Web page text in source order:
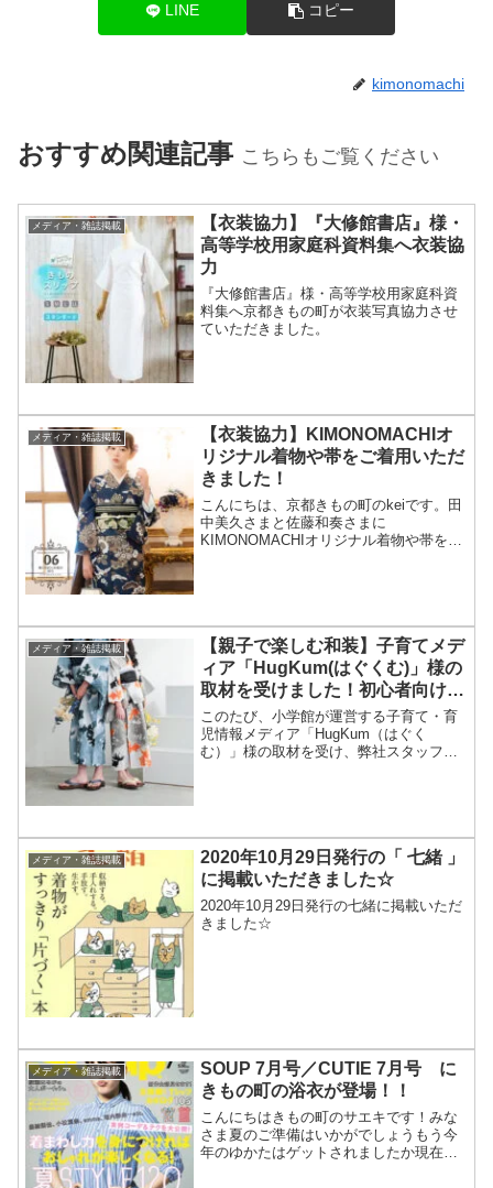
LINE コピー
kimonomachi
おすすめ関連記事 こちらもご覧ください
メディア・雑誌掲載
【衣装協力】『大修館書店』様・
高等学校用家庭科資料集へ衣装協
力
『大修館書店』様・高等学校用家庭科資
料集へ京都きもの町が衣装写真協力させ
ていただきました。
メディア・雑誌掲載
【衣装協力】KIMONOMACHIオ
リジナル着物や帯をご着用いただ
きました！
こんにちは、京都きもの町のkeiです。田
中美久さまと佐藤和奏さまに
KIMONOMACHIオリジナル着物や帯をご
メディア・雑誌掲載
【親子で楽しむ和装】子育てメデ
ィア「HugKum(はぐくむ)」様の
取材を受けました！初心者向けの
着付け・お手入れTipsもご紹介！
このたび、小学館が運営する子育て・育
児情報メディア「HugKum（はぐく
む）」様の取材を受け、弊社スタッフの
メディア・雑誌掲載
2020年10月29日発行の「 七緒 」
に掲載いただきました☆
2020年10月29日発行の七緒に掲載いただ
きました☆
メディア・雑誌掲載
SOUP 7月号／CUTIE 7月号 に
きもの町の浴衣が登場！！
こんにちはきもの町のサエキです！みな
さま夏のご準備はいかがでしょうもう今
年のゆかたはゲットされましたか現在絶